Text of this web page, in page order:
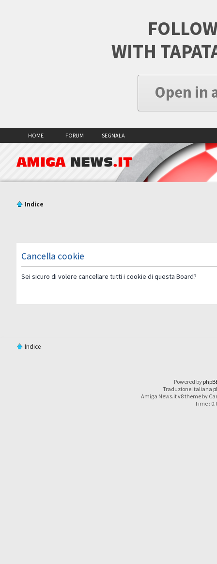
WITH
Open in
HOME FORUM SEGNALA
AMIGA NEWS.IT
Indice
Cancella cookie
Sei sicuro di volere cancellare tutti i cookie di questa Board?
Indice
Powered by
Traduzione Italiana
Amiga News.it v8 theme by
Time :